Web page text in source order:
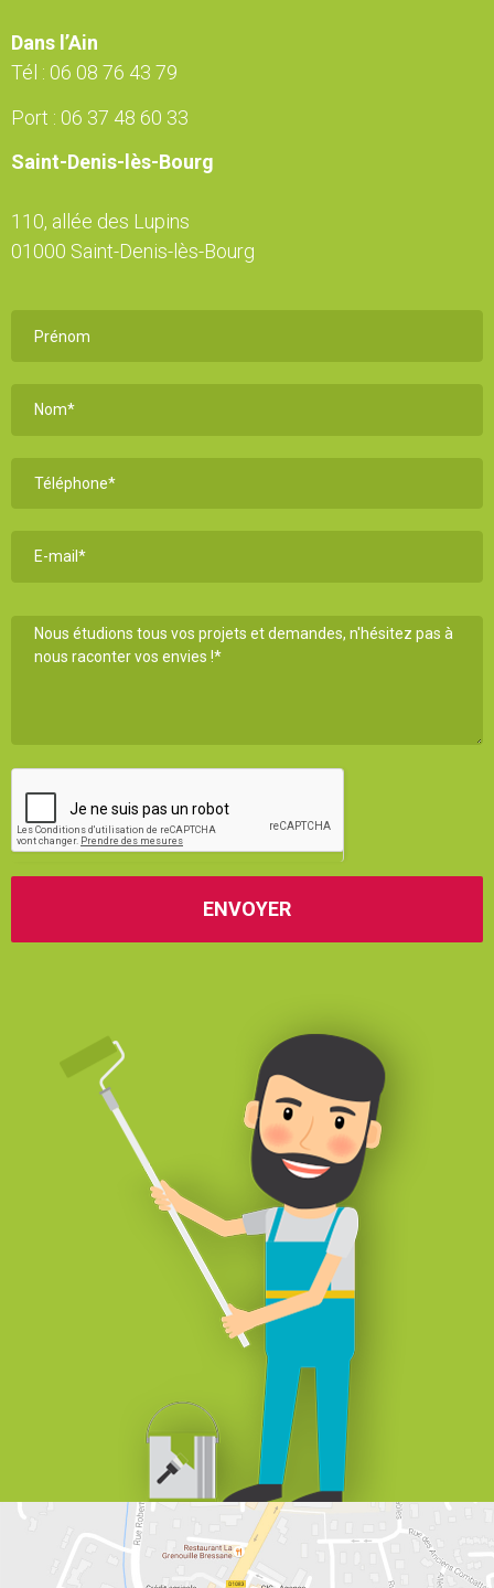
Dans l’Ain
Tél : 06 08 76 43 79
Port : 06 37 48 60 33
Saint-Denis-lès-Bourg
110, allée des Lupins
01000 Saint-Denis-lès-Bourg